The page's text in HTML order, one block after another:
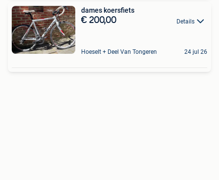
dames koersfiets
€ 200,00 Details
Hoeselt + Deel Van Tongeren 24 jul 26